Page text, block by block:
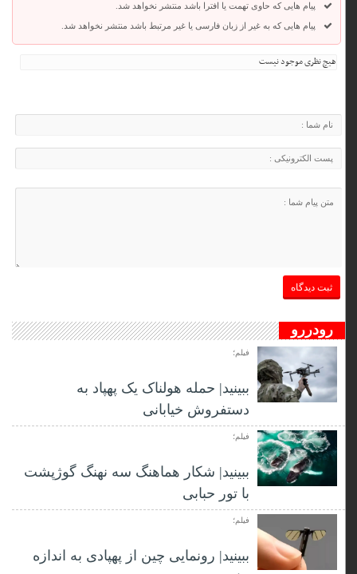
پیام هایی که حاوی تهمت یا افترا باشد منتشر نخواهد شد.
پیام هایی که به غیر از زبان فارسی یا غیر مرتبط باشد منتشر نخواهد شد.
هیچ نظری موجود نیست
رودررو
فیلم؛
ببینید| حمله هولناک یک پهپاد به
دستفروش خیابانی
فیلم؛
ببینید| شکار هماهنگ سه نهنگ گوژپشت
با تور حبابی
فیلم؛
ببینید| رونمایی چین از پهپادی به اندازه